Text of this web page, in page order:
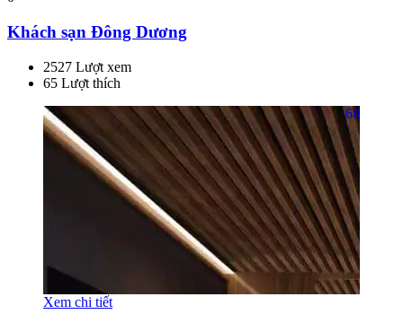
Khách sạn Đông Dương
2527 Lượt xem
65 Lượt thích
68
Xem chi tiết